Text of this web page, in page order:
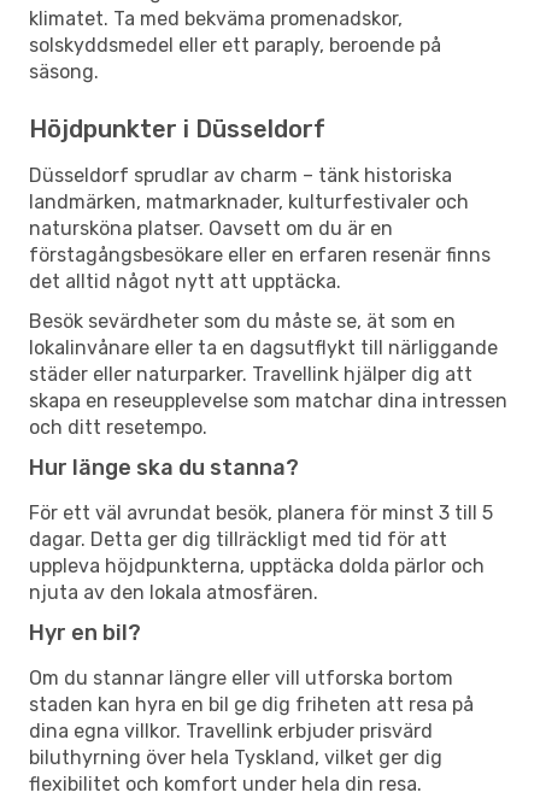
klimatet. Ta med bekväma promenadskor,
solskyddsmedel eller ett paraply, beroende på
säsong.
Höjdpunkter i Düsseldorf
Düsseldorf sprudlar av charm – tänk historiska
landmärken, matmarknader, kulturfestivaler och
natursköna platser. Oavsett om du är en
förstagångsbesökare eller en erfaren resenär finns
det alltid något nytt att upptäcka.
Besök sevärdheter som du måste se, ät som en
lokalinvånare eller ta en dagsutflykt till närliggande
städer eller naturparker. Travellink hjälper dig att
skapa en reseupplevelse som matchar dina intressen
och ditt resetempo.
Hur länge ska du stanna?
För ett väl avrundat besök, planera för minst 3 till 5
dagar. Detta ger dig tillräckligt med tid för att
uppleva höjdpunkterna, upptäcka dolda pärlor och
njuta av den lokala atmosfären.
Hyr en bil?
Om du stannar längre eller vill utforska bortom
staden kan hyra en bil ge dig friheten att resa på
dina egna villkor. Travellink erbjuder prisvärd
biluthyrning över hela Tyskland, vilket ger dig
flexibilitet och komfort under hela din resa.